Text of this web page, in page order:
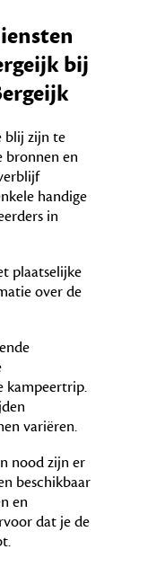
bij
blij zijn te
bronnen en
handige
in
plaatselijke
over de
kampeertrip.
variëren.
nood zijn er
beschikbaar
en
dat je de